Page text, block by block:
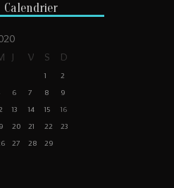
Calendrier
J V S D
1
2
6 7 8
9
13 14 15
16
20 21 22
23
27 28 29